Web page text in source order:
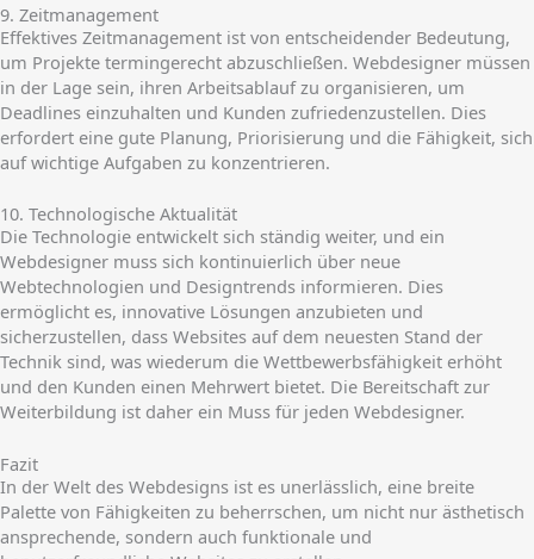
9. Zeitmanagement
Effektives Zeitmanagement ist von entscheidender Bedeutung,
um Projekte termingerecht abzuschließen. Webdesigner müssen
in der Lage sein, ihren Arbeitsablauf zu organisieren, um
Deadlines einzuhalten und Kunden zufriedenzustellen. Dies
erfordert eine gute Planung, Priorisierung und die Fähigkeit, sich
auf wichtige Aufgaben zu konzentrieren.
10. Technologische Aktualität
Die Technologie entwickelt sich ständig weiter, und ein
Webdesigner muss sich kontinuierlich über neue
Webtechnologien und Designtrends informieren. Dies
ermöglicht es, innovative Lösungen anzubieten und
sicherzustellen, dass Websites auf dem neuesten Stand der
Technik sind, was wiederum die Wettbewerbsfähigkeit erhöht
und den Kunden einen Mehrwert bietet. Die Bereitschaft zur
Weiterbildung ist daher ein Muss für jeden Webdesigner.
Fazit
In der Welt des Webdesigns ist es unerlässlich, eine breite
Palette von Fähigkeiten zu beherrschen, um nicht nur ästhetisch
ansprechende, sondern auch funktionale und